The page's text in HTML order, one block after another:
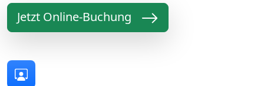
Jetzt Online-Buchung